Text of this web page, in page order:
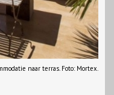
naar terras. Foto: Mortex.